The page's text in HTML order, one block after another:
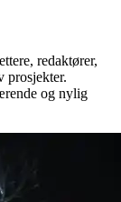
redaktører,
prosjekter.
og nylig